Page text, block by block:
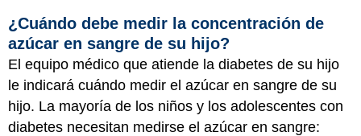
¿Cuándo debe medir la concentración de
azúcar en sangre de su hijo?
El equipo médico que atiende la diabetes de su hijo
le indicará cuándo medir el azúcar en sangre de su
hijo. La mayoría de los niños y los adolescentes con
diabetes necesitan medirse el azúcar en sangre: